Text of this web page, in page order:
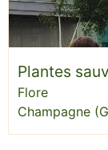
Plantes
Flore
Champagne